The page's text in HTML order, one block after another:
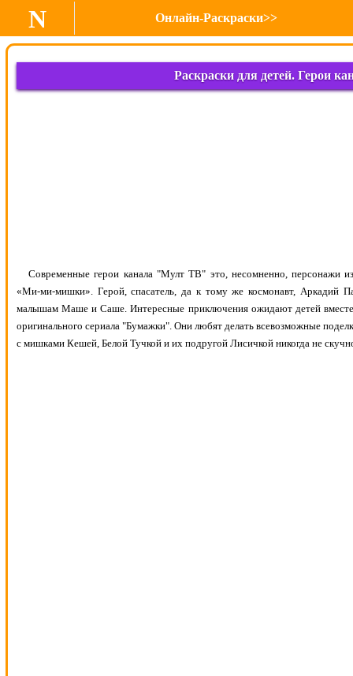
N Онлайн-Раскраски>>
Раскраски для детей. Герои
Современные герои канала "Мулт ТВ" это, несомненно, персонажи
«Ми-ми-мишки». Герой, спасатель, да к тому же космонавт, Аркадий
малышам Маше и Саше. Интересные приключения ожидают детей
оригинального сериала "Бумажки". Они любят делать всевозможные
с мишками Кешей, Белой Тучкой и их подругой Лисичкой никогда не